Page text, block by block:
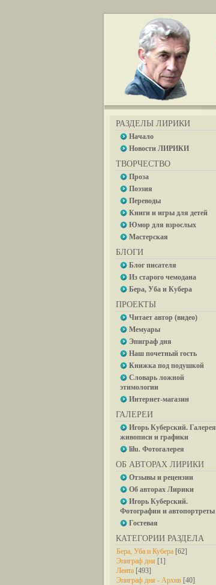
РАЗДЕЛЫ ЛИРИКИ
Начало
Новости ЛИРИКИ
ТВОРЧЕСТВО
Проза
Поэзия
Переводы
Книги и игры для детей
Юмор для взрослых
Мастерская
БЛОГИ
Блог писателя
Из старого чемодана
Бера, Уба и Кубера
ПРОЕКТЫ
Читает автор (видео)
Мемуары
Эпиграф дня
Наш почетный гость
Книжка под подушкой
Словарь ложной
этимологии
Интернет-магазин
ГАЛЕРЕИ
Игорь Куберский. Галерея
живописи и графики
lilu. Фотогалерея
ОБ АВТОРАХ ЛИРИКИ
Отзывы и рецензии
Об авторах Лирики
Игорь Куберский.
Фотографии и автопортреты
Гостевая
КАТЕГОРИИ РАЗДЕЛА
Бера, Уба и Кубера [62]
Эпиграф дня [1]
Лента [493]
Эпиграф дня - Архив [40]